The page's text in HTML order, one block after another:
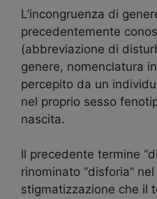
L’incongruenza di
precedentemente
(abbreviazione di
genere, nomenclatura
percepito da un
nel proprio sesso
nascita.
Il precedente termine
rinominato “disforia”
stigmatizzazione che il